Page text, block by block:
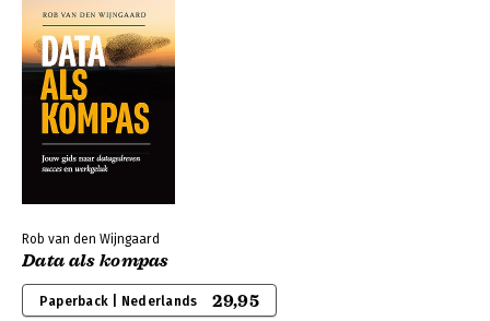
Rob van den Wijngaard
Data als kompas
Paperback | Nederlands 29,95